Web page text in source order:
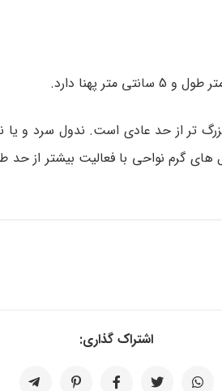
تر از حد عادی است. ندول سرد و یا
گرم نواحی با فعالیت بیشتر از حد
اشتراک گذاری: